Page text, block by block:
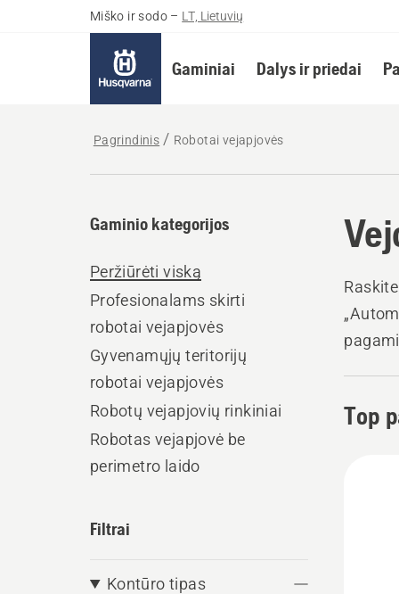
Miško ir sodo – LT, Lietuvių
Gaminiai Dalys ir priedai
Pagrindinis Robotai vejapjovės
Gaminio kategorijos
Peržiūrėti viską
Profesionalams skirti
robotai vejapjovės
Gyvenamųjų teritorijų
robotai vejapjovės
Robotų vejapjovių rinkiniai
Robotas vejapjovė be
perimetro laido
Filtrai
Kontūro tipas
Top